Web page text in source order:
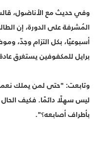
وفي حديث مع الأناضول،
المُشرفة على الدورة، إن
أسبوعيًا، بكل التزام وجدّ،
برايل للمكفوفين يستغرق
وتابعت: "حتى لمن يملك نعمة
ليس سهلًا دائمًا. فكيف الحال
بأطراف أصابعه؟".